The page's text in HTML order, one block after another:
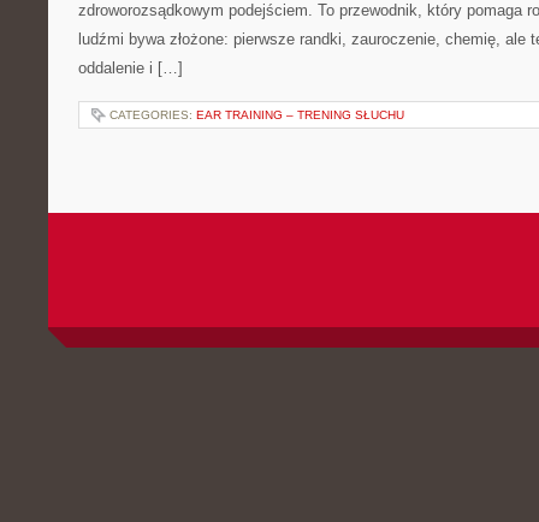
zdroworozsądkowym podejściem. To przewodnik, który pomaga
ludźmi bywa złożone: pierwsze randki, zauroczenie, chemię, ale
oddalenie i […]
CATEGORIES: EAR TRAINING – TRENING SŁUCHU